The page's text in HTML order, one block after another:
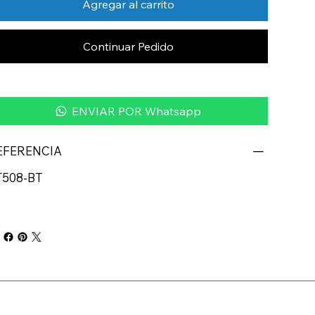
Agregar al carrito
Continuar Pedido
ENVIAR POR Whatsapp
BT